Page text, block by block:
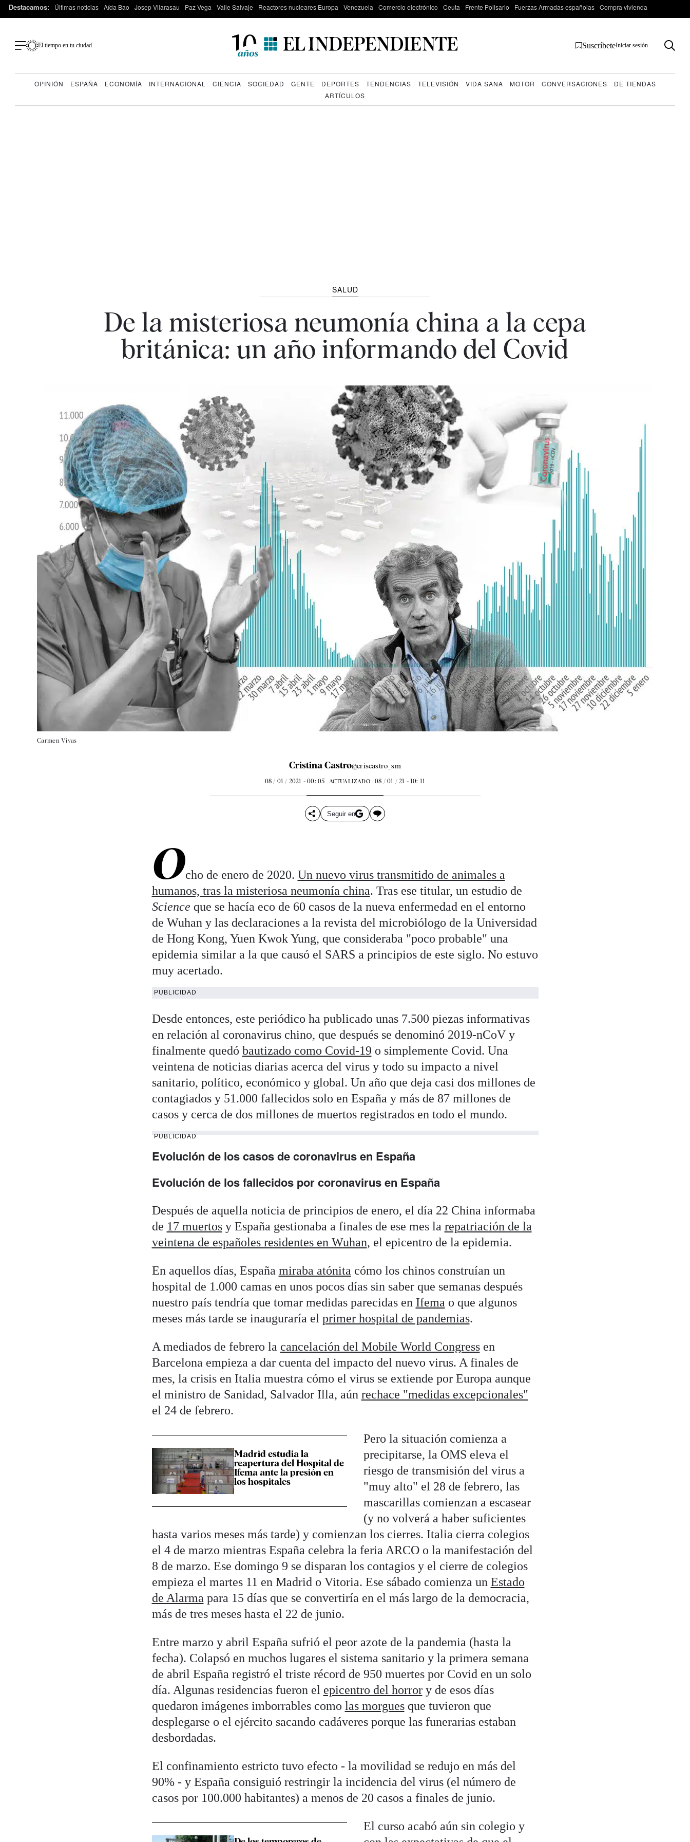
Destacamos: Últimas noticias Aída Bao Josep Vilarasau Paz Vega Valle Salvaje Reactores nucleares Europa Venezuela Comercio electrónico Ceuta Frente Polisario Fuerzas Armadas españolas Compra vivienda
El tiempo en tu ciudad SuscríbeteIniciar sesión
OPINIÓN ESPAÑA ECONOMÍA INTERNACIONAL CIENCIA SOCIEDAD GENTE DEPORTES TENDENCIAS TELEVISIÓN VIDA SANA MOTOR CONVERSACIONES
DE TIENDAS
ARTÍCULOS
SALUD
De la misteriosa neumonía china a la cepa
británica: un año informando del Covid
Carmen Vivas
Cristina Castro@criscastro_sm
08 / 01 / 2021 - 00: 05 ACTUALIZADO 08 / 01 / 21 - 10: 11
Seguir en
Ocho de enero de 2020. Un nuevo virus transmitido de animales a
humanos, tras la misteriosa neumonía china. Tras ese titular, un estudio de
Science que se hacía eco de 60 casos de la nueva enfermedad en el entorno
de Wuhan y las declaraciones a la revista del microbiólogo de la Universidad
de Hong Kong, Yuen Kwok Yung, que consideraba "poco probable" una
epidemia similar a la que causó el SARS a principios de este siglo. No estuvo
muy acertado.
PUBLICIDAD
Desde entonces, este periódico ha publicado unas 7.500 piezas informativas
en relación al coronavirus chino, que después se denominó 2019-nCoV y
finalmente quedó bautizado como Covid-19 o simplemente Covid. Una
veintena de noticias diarias acerca del virus y todo su impacto a nivel
sanitario, político, económico y global. Un año que deja casi dos millones de
contagiados y 51.000 fallecidos solo en España y más de 87 millones de
casos y cerca de dos millones de muertos registrados en todo el mundo.
PUBLICIDAD
Evolución de los casos de coronavirus en España
Evolución de los fallecidos por coronavirus en España
Después de aquella noticia de principios de enero, el día 22 China informaba
de 17 muertosy España gestionaba a finales de ese mes la repatriación de la
veintena de españoles residentes en Wuhan, el epicentro de la epidemia.
En aquellos días, España miraba atónita cómo los chinos construían un
hospital de 1.000 camas en unos pocos días sin saber que semanas después
nuestro país tendría que tomar medidas parecidas en Ifema o que algunos
meses más tarde se inauguraría el primer hospital de pandemias.
A mediados de febrero la cancelación del Mobile World Congressen
Barcelona empieza a dar cuenta del impacto del nuevo virus. A finales de
mes, la crisis en Italia muestra cómo el virus se extiende por Europa aunque
el ministro de Sanidad, Salvador Illa, aún rechace "medidas excepcionales"
el 24 de febrero.
Madrid estudia la
reapertura del Hospital de
Ifema ante la presión en
los hospitales
Pero la situación comienza a
precipitarse, la OMS eleva el
riesgo de transmisión del virus a
"muy alto" el 28 de febrero, las
mascarillas comienzan a escasear
(y no volverá a haber suficientes
hasta varios meses más tarde) y comienzan los cierres. Italia cierra colegios
el 4 de marzo mientras España celebra la feria ARCO o la manifestación del
8 de marzo. Ese domingo 9 se disparan los contagios y el cierre de colegios
empieza el martes 11 en Madrid o Vitoria. Ese sábado comienza un Estado
de Alarma para 15 días que se convertiría en el más largo de la democracia,
más de tres meses hasta el 22 de junio.
Entre marzo y abril España sufrió el peor azote de la pandemia (hasta la
fecha). Colapsó en muchos lugares el sistema sanitario y la primera semana
de abril España registró el triste récord de 950 muertes por Covid en un solo
día. Algunas residencias fueron el epicentro del horrory de esos días
quedaron imágenes imborrables como las morguesque tuvieron que
desplegarse o el ejército sacando cadáveres porque las funerarias estaban
desbordadas.
El confinamiento estricto tuvo efecto - la movilidad se redujo en más del
90% - y España consiguió restringir la incidencia del virus (el número de
casos por 100.000 habitantes) a menos de 20 casos a finales de junio.
El curso acabó aún sin colegio y